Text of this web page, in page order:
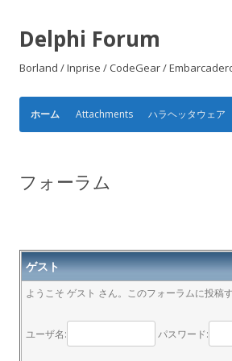
Delphi Forum
Borland / Inprise / CodeGear /
ホーム Attachments ハラヘッタウェア
フォーラム
ゲスト
ようこそ ゲスト さん。このフォーラムに投稿
ユーザ名: パスワード: